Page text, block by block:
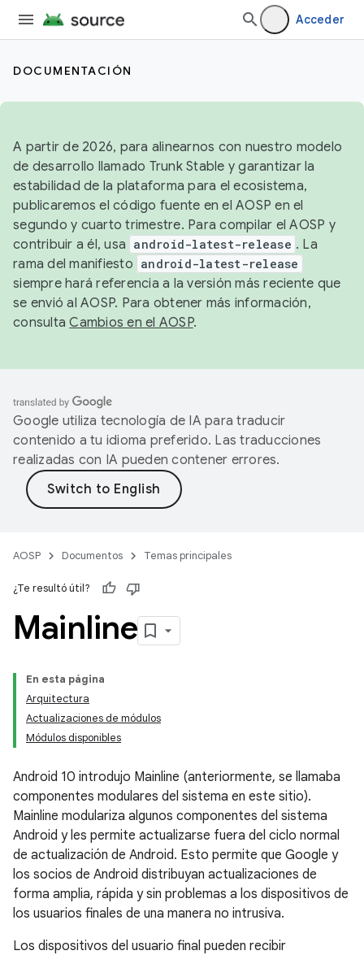
Acceder
DOCUMENTACIÓN
A partir de 2026, para alinearnos con nuestro modelo
de desarrollo llamado Trunk Stable y garantizar la
estabilidad de la plataforma para el ecosistema,
publicaremos el código fuente en el AOSP en el
segundo y cuarto trimestre. Para compilar el AOSP y
contribuir a él, usa android-latest-release . La
rama del manifiesto android-latest-release
siempre hará referencia a la versión más reciente que
se envió al AOSP. Para obtener más información,
consultaCambios en el AOSP.
Google utiliza tecnología de IA para traducir
contenido a tu idioma preferido. Las traducciones
realizadas con IA pueden contener errores.
AOSP Documentos Temas principales
¿Te resultó útil?
Mainline
En esta página
Arquitectura
Actualizaciones de módulos
Módulos disponibles
Android 10 introdujo Mainline (anteriormente, se llamaba
componentes modulares del sistema en este sitio).
Mainline modulariza algunos componentes del sistema
Android y les permite actualizarse fuera del ciclo normal
de actualización de Android. Esto permite que Google y
los socios de Android distribuyan actualizaciones de
forma amplia, rápida y sin problemas a los dispositivos de
los usuarios finales de una manera no intrusiva.
Los dispositivos del usuario final pueden recibir